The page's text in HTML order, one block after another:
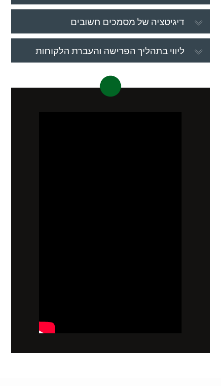
דיגיטציה של מסמכים חשובים
ליווי בתהליך הפרישה והעברת הלקוחות